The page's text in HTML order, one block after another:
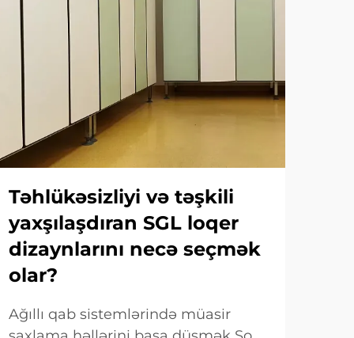
Təhlükəsizliyi və təşkili
yaxşılaşdıran SGL loqer
dizaynlarını necə seçmək
olar?
Ağıllı qab sistemlərində müasir